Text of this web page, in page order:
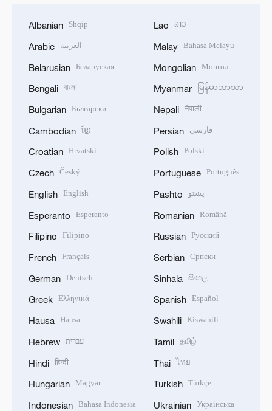
Albanian Shqip
Arabic العربية
Belarusian Беларуская
Bengali বাংলা
Bulgarian Български
Cambodian ខ្មែរ
Croatian Hrvatski
Czech Český
English English
Esperanto Esperanto
Filipino Filipino
French Français
German Deutsch
Greek Ελληνικά
Hausa Hausa
Hebrew עברית
Hindi हिन्दी
Hungarian Magyar
Indonesian Bahasa Indonesia
Lao ລາວ
Malay Bahasa Melayu
Mongolian Монгол
Myanmar မြန်မာဘာသာ
Nepali नेपाली
Persian فارسی
Polish Polski
Portuguese Português
Pashto پښتو
Romanian Română
Russian Русский
Serbian Српски
Sinhala සිංහල
Spanish Español
Swahili Kiswahili
Tamil தமிழ்
Thai ไทย
Turkish Türkçe
Ukrainian Українська